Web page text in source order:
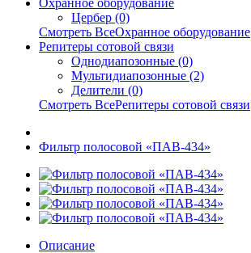
Охранное оборудование
Цербер (0)
Смотреть ВсеОхранное оборудование
Репитеры сотовой связи
Однодиапозонные (0)
Мультидиапозонные (2)
Делители (0)
Смотреть ВсеРепитеры сотовой связи
Фильтр полосовой «ПАВ-434»
Описание